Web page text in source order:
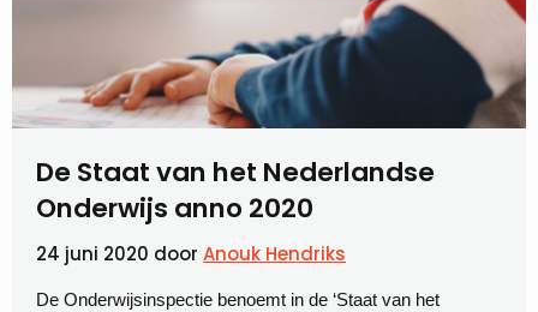
De Staat van het Nederlandse
Onderwijs anno 2020
24 juni 2020 door Anouk Hendriks
De Onderwijsinspectie benoemt in de ‘Staat van het